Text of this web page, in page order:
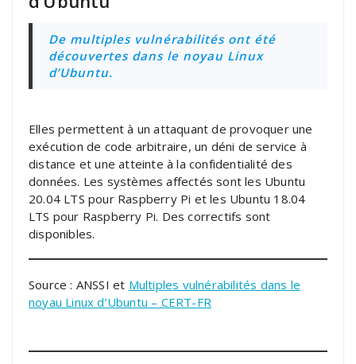
De multiples vulnérabilités ont été
découvertes dans le noyau Linux
d’Ubuntu.
Elles permettent à un attaquant de provoquer une
exécution de code arbitraire, un déni de service à
distance et une atteinte à la confidentialité des
données. Les systèmes affectés sont les Ubuntu
20.04 LTS pour Raspberry Pi et les Ubuntu 18.04
LTS pour Raspberry Pi. Des correctifs sont
disponibles.
Source : ANSSI et Multiples vulnérabilités dans le
noyau Linux d’Ubuntu – CERT-FR